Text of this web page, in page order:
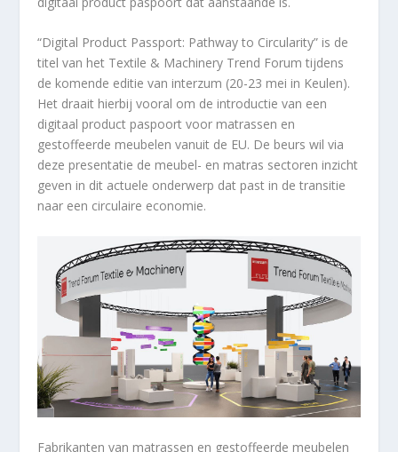
“Digital Product Passport: Pathway to Circularity” is de
titel van het Textile & Machinery Trend Forum tijdens
de komende editie van interzum (20-23 mei in Keulen).
Het draait hierbij vooral om de introductie van een
digitaal product paspoort voor matrassen en
gestoffeerde meubelen vanuit de EU. De beurs wil via
deze presentatie de meubel- en matras sectoren inzicht
geven in dit actuele onderwerp dat past in de transitie
naar een circulaire economie.
Fabrikanten van matrassen en gestoffeerde meubelen